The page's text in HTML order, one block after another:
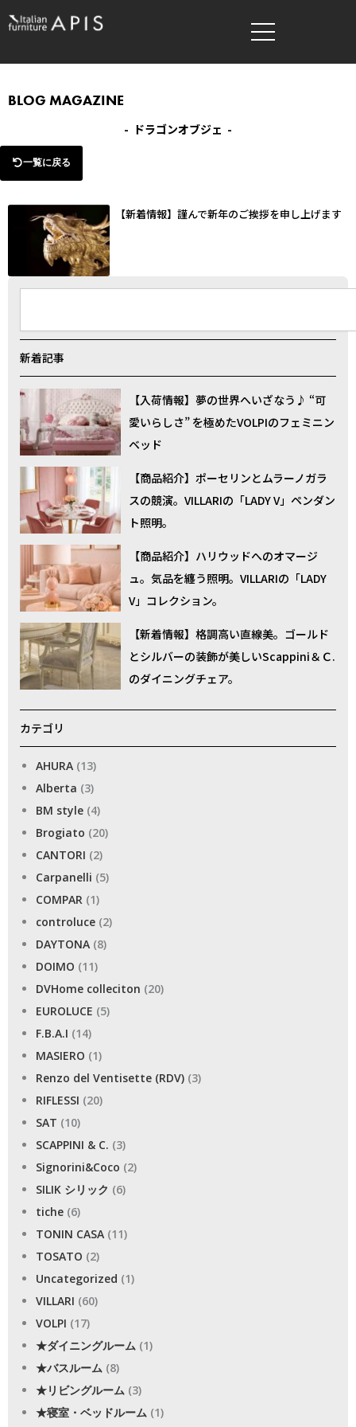
内
容
キ
プ
BLOG MAGAZINE
- ドラゴンオブジェ -
一覧に戻る
【新着情報】謹んで新年のご挨拶を申し上げます
新着記事
【入荷情報】夢の世界へいざなう♪ “可
愛いらしさ” を極めたVOLPIのフェミニン
ベッド
【商品紹介】ポーセリンとムラーノガラ
スの競演。VILLARIの「LADY V」ペンダン
ト照明。
【商品紹介】ハリウッドへのオマージ
ュ。気品を纏う照明。VILLARIの「LADY
V」コレクション。
【新着情報】格調高い直線美。ゴールド
とシルバーの装飾が美しいScappini＆Ｃ.
のダイニングチェア。
カテゴリ
AHURA (13)
Alberta (3)
BM style (4)
Brogiato (20)
CANTORI (2)
Carpanelli (5)
COMPAR (1)
controluce (2)
DAYTONA (8)
DOIMO (11)
DVHome colleciton (20)
EUROLUCE (5)
F.B.A.I (14)
MASIERO (1)
Renzo del Ventisette (RDV) (3)
RIFLESSI (20)
SAT (10)
SCAPPINI & C. (3)
Signorini&Coco (2)
SILIK シリック (6)
tiche (6)
TONIN CASA (11)
TOSATO (2)
Uncategorized (1)
VILLARI (60)
VOLPI (17)
★ダイニングルーム (1)
★バスルーム (8)
★リビングルーム (3)
★寝室・ベッドルーム (1)